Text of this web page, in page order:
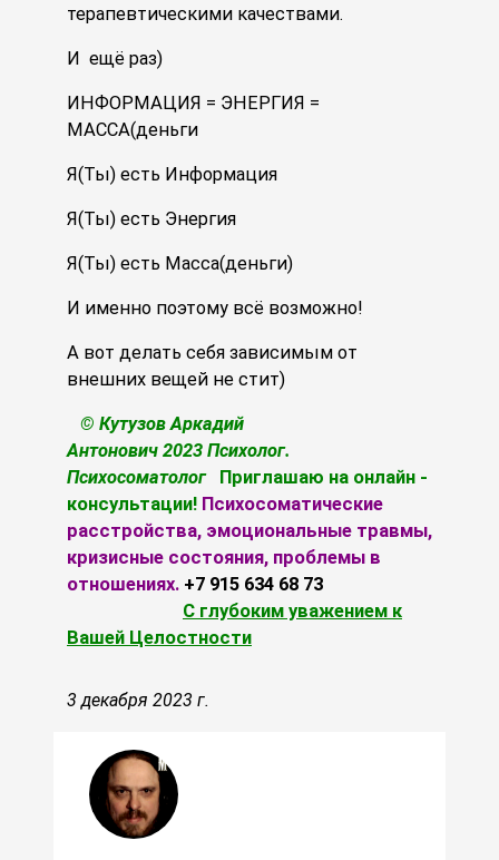
терапевтическими качествами.
И ещё раз)
ИНФОРМАЦИЯ = ЭНЕРГИЯ =
МАССА(деньги
Я(Ты) есть Информация
Я(Ты) есть Энергия
Я(Ты) есть Масса(деньги)
И именно поэтому всё возможно!
А вот делать себя зависимым от
внешних вещей не стит)
© Кутузов Аркадий
Антонович 2023 Психолог.
Психосоматолог
Приглашаю на онлайн -
консультации! Психосоматические
расстройства, эмоциональные травмы,
кризисные состояния, проблемы в
отношениях. +7 915 634 68 73
С глубоким уважением к
Вашей Целостности
3 декабря 2023 г.